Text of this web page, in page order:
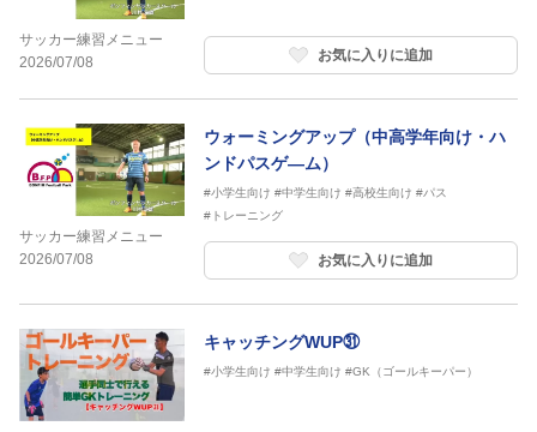
サッカー練習メニュー
2026/07/08
お気に入りに追加
サッカー練習メニュー
2026/07/08
ウォーミングアップ（中高学年向け・ハ
ンドパスゲ―ム）
#小学生向け #中学生向け #高校生向け #パス
#トレーニング
お気に入りに追加
キャッチングWUP㉛
#小学生向け #中学生向け #GK（ゴールキーパー）